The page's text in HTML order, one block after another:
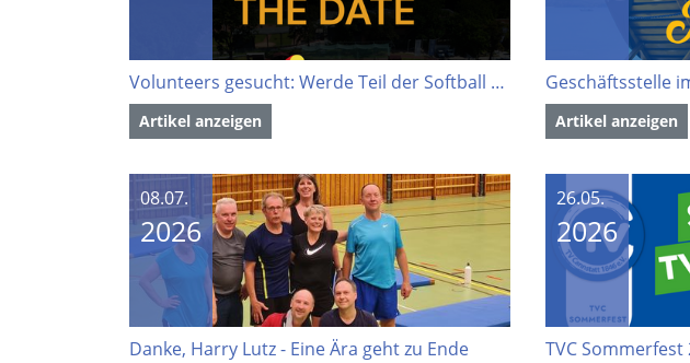
Volunteers gesucht: Werde Teil der Softball EM 2027
Artikel anzeigen
Geschäftsstelle
Artikel anzeigen
08.07.
2026
Danke, Harry Lutz - Eine Ära geht zu Ende
26.05.
2026
TVC Sommerfest